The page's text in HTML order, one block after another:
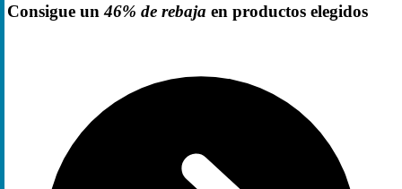
Consigue un46% de rebaja en productos elegidos